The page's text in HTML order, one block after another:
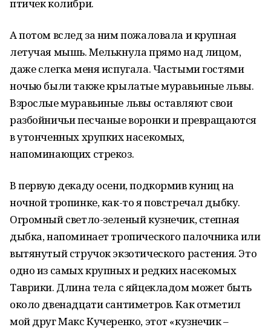
птичек колибри.
А потом вслед за ним пожаловала и крупная
летучая мышь. Мелькнула прямо над лицом,
даже слегка меня испугала. Частыми гостями
ночью были также крылатые муравьиные львы.
Взрослые муравьиные львы оставляют свои
разбойничьи песчаные воронки и превращаются
в утонченных хрупких насекомых,
напоминающих стрекоз.
В первую декаду осени, подкормив куниц на
ночной тропинке, как-то я повстречал дыбку.
Огромный светло-зеленый кузнечик, степная
дыбка, напоминает тропического палочника или
вытянутый стручок экзотического растения. Это
одно из самых крупных и редких насекомых
Таврики. Длина тела с яйцекладом может быть
около двенадцати сантиметров. Как отметил
мой друг Макс Кучеренко, этот «кузнечик –